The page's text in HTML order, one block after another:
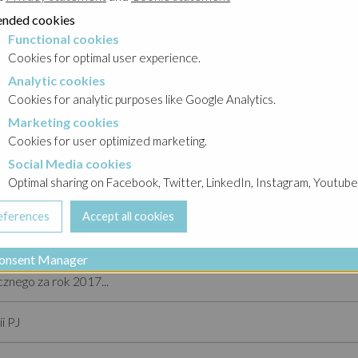
za rok 2017
Gwaranta za rok 2017
Aktu Założycielskiego
za rok 2017...
PJ
cookies
Functional cookies
Cookies for optimal user experience.
Analytic cookies
Cookies for analytic purposes like Google Analytics.
Marketing cookies
Cookies for user optimized marketing.
cookies
Social Media cookies
Optimal sharing on Facebook, Twitter, LinkedIn, Instagram,
Manager